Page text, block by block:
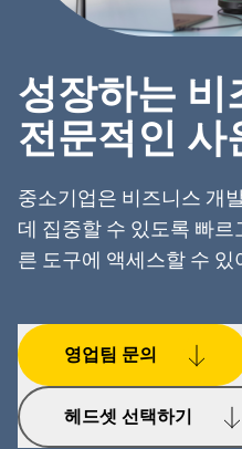
성장하는 비
전문적인 사
중소기업은 비즈니스 개
데 집중할 수 있도록 빠
른 도구에 액세스할 수 있
영업팀 문의
헤드셋 선택하기